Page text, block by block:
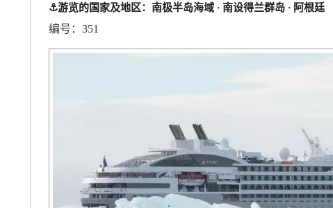
⚓️游览的国家及地区：南极半岛海域 · 南设得兰群岛 · 阿根廷
编号：351